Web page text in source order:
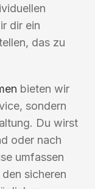
dir ein
das zu
bieten wir
sondern
Du wirst
oder nach
umfassen
sicheren